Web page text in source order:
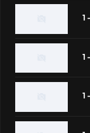
1
1
1